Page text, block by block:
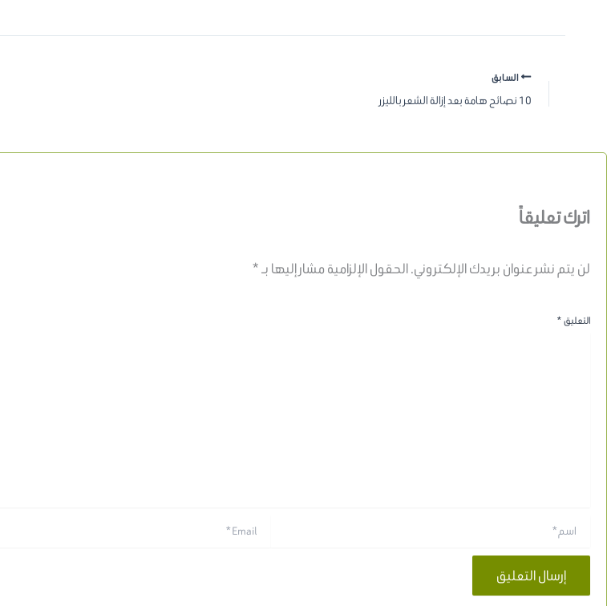
السابق
10 نصائح هامة بعد إزالة الشعر بالليزر
اترك تعليقاً
لن يتم نشر عنوان بريدك الإلكتروني.الحقول الإلزامية مشار إليها بـ*
التعليق*